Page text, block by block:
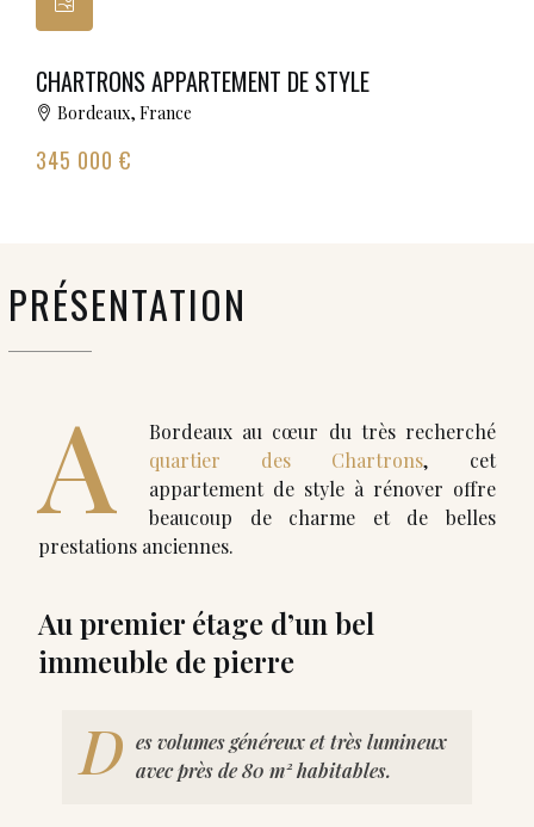
CHARTRONS APPARTEMENT DE STYLE
Bordeaux, France
345 000 €
PRÉSENTATION
A
Bordeaux au cœur du très recherché
quartier des Chartrons, cet
appartement de style à rénover offre
beaucoup de charme et de belles
prestations anciennes.
Au premier étage d’un bel
immeuble de pierre
D es volumes généreux et très lumineux
avec près de 80 m² habitables.